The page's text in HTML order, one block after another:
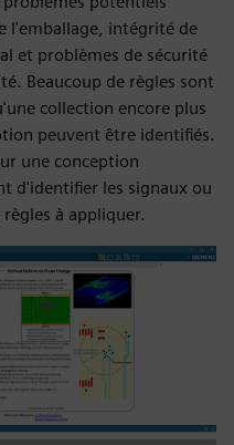
l'emballage, intégrité de
et problèmes de sécurité
Beaucoup de règles sont
collection encore plus
peuvent être identifiés.
une conception
d'identifier les signaux ou
à appliquer.